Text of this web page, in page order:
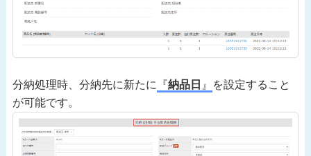
分納処理時、分納先に新たに 『納品日 』
を設定すること
が可能です。